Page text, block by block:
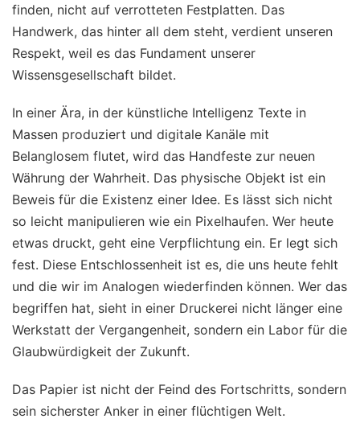
finden, nicht auf verrotteten Festplatten. Das
Handwerk, das hinter all dem steht, verdient unseren
Respekt, weil es das Fundament unserer
Wissensgesellschaft bildet.
In einer Ära, in der künstliche Intelligenz Texte in
Massen produziert und digitale Kanäle mit
Belanglosem flutet, wird das Handfeste zur neuen
Währung der Wahrheit. Das physische Objekt ist ein
Beweis für die Existenz einer Idee. Es lässt sich nicht
so leicht manipulieren wie ein Pixelhaufen. Wer heute
etwas druckt, geht eine Verpflichtung ein. Er legt sich
fest. Diese Entschlossenheit ist es, die uns heute fehlt
und die wir im Analogen wiederfinden können. Wer das
begriffen hat, sieht in einer Druckerei nicht länger eine
Werkstatt der Vergangenheit, sondern ein Labor für die
Glaubwürdigkeit der Zukunft.
Das Papier ist nicht der Feind des Fortschritts, sondern
sein sicherster Anker in einer flüchtigen Welt.